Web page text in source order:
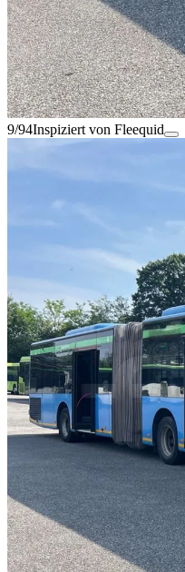
9/94Inspiziert von Fleequid